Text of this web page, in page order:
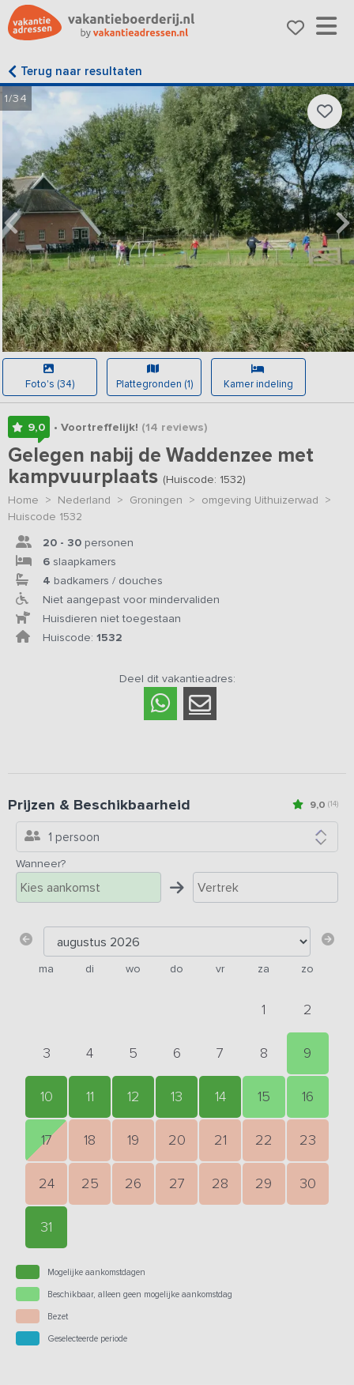
Terug naar resultaten
1/34
Foto's (34) Plattegronden (1) Kamer indeling
9,0 • Voortreffelijk! (14 reviews)
Gelegen nabij de Waddenzee met
kampvuurplaats (Huiscode: 1532)
Home > Nederland > Groningen > omgeving Uithuizerwad >
Huiscode 1532
20 - 30 personen
6 slaapkamers
4 badkamers / douches
Niet aangepast voor mindervaliden
Huisdieren niet toegestaan
Huiscode: 1532
Deel dit vakantieadres:
9,0 (14)
Prijzen & Beschikbaarheid
1 persoon
Wanneer?
ma di wo do vr za zo
1 2
3 4 5 6 7 8 9
10 11 12 13 14 15 16
17 18 19 20 21 22 23
24 25 26 27 28 29 30
31
Mogelijke aankomstdagen
Beschikbaar, alleen geen mogelijke aankomstdag
Bezet
Geselecteerde periode